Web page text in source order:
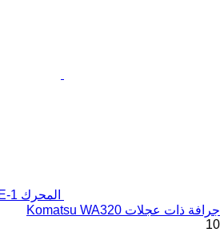
جرافة ذات عجلات Komatsu WA320
10